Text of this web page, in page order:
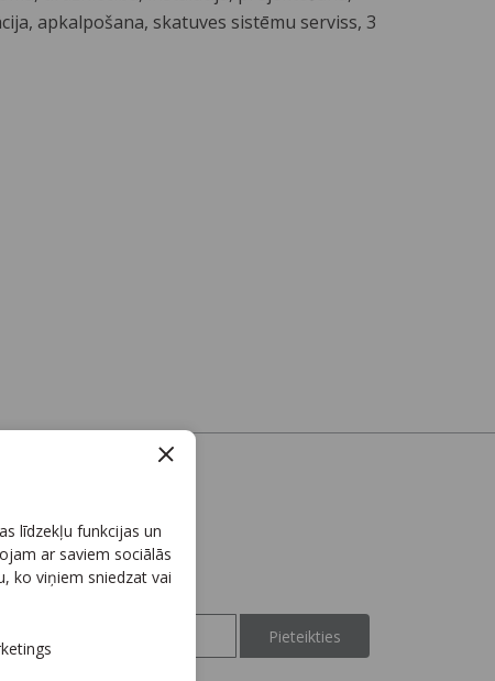
līdzekļu funkcijas un
ar saviem sociālās
ko viņiem sniedzat vai
apkalpošana, skatuves sistēmu serviss, 3
jaunumiem
Pieteikties